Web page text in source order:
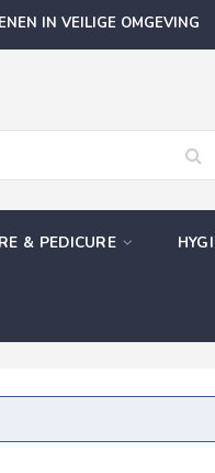
IN VEILIGE OMGEVING
& PEDICURE